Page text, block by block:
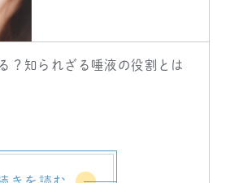
？知られざる唾液の役割とは